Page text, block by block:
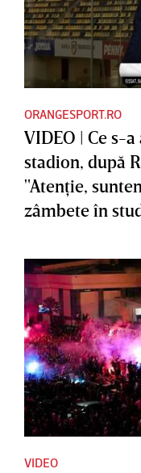
ORANGESPORT.RO
VIDEO | Ce s-
stadion, după
"Atenţie,
zâmbete în
VIDEO